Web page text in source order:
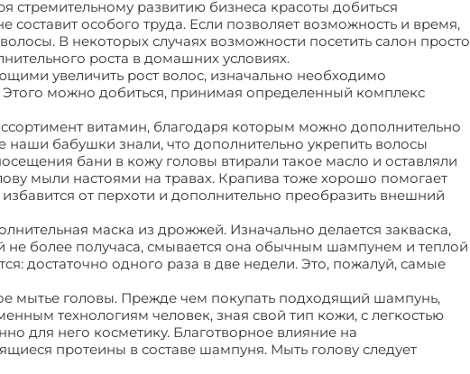
стремительному развитию бизнеса красоты добиться
составит особого труда. Если позволяет возможность и время,
В некоторых случаях возможности посетить салон просто
роста в домашних условиях.
увеличить рост волос, изначально необходимо
можно добиться, принимая определенный комплекс
витамин, благодаря которым можно дополнительно
наши бабушки знали, что дополнительно укрепить волосы
бани в кожу головы втирали такое масло и оставляли
мыли настоями на травах. Крапива тоже хорошо помогает
от перхоти и дополнительно преобразить внешний
маска из дрожжей. Изначально делается закваска,
не более получаса, смывается она обычным шампунем и теплой
достаточно одного раза в две недели. Это, пожалуй, самые
мытье головы. Прежде чем покупать подходящий шампунь,
технологиям человек, зная свой тип кожи, с легкостью
для него косметику. Благотворное влияние на
протеины в составе шампуня. Мыть голову следует